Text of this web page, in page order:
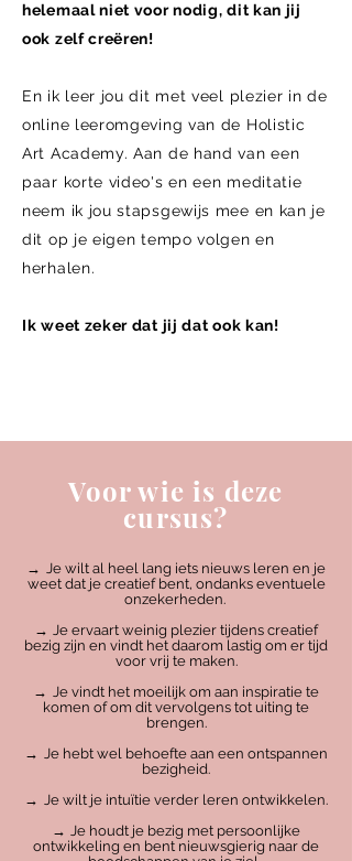
helemaal niet voor nodig, dit kan jij
ook zelf creëren!
En ik leer jou dit met veel plezier in de
online leeromgeving van de Holistic
Art Academy. Aan de hand van een
paar korte video's en een meditatie
neem ik jou stapsgewijs mee en kan je
dit op je eigen tempo volgen en
herhalen.
Ik weet zeker dat jij dat ook kan!
Voor wie is deze
cursus?
→ Je wilt al heel lang iets nieuws leren en je
weet dat je creatief bent, ondanks eventuele
onzekerheden.
→Je ervaart weinig plezier tijdens creatief
bezig zijn en vindt het daarom lastig om er tijd
voor vrij te maken.
→ Je vindt het moeilijk om aan inspiratie te
komen of om dit vervolgens tot uiting te
brengen.
→ Je hebt wel behoefte aan een ontspannen
bezigheid.
→ Je wilt je intuïtie verder leren ontwikkelen.
→Je houdt je bezig met persoonlijke
ontwikkeling en bent nieuwsgierig naar de